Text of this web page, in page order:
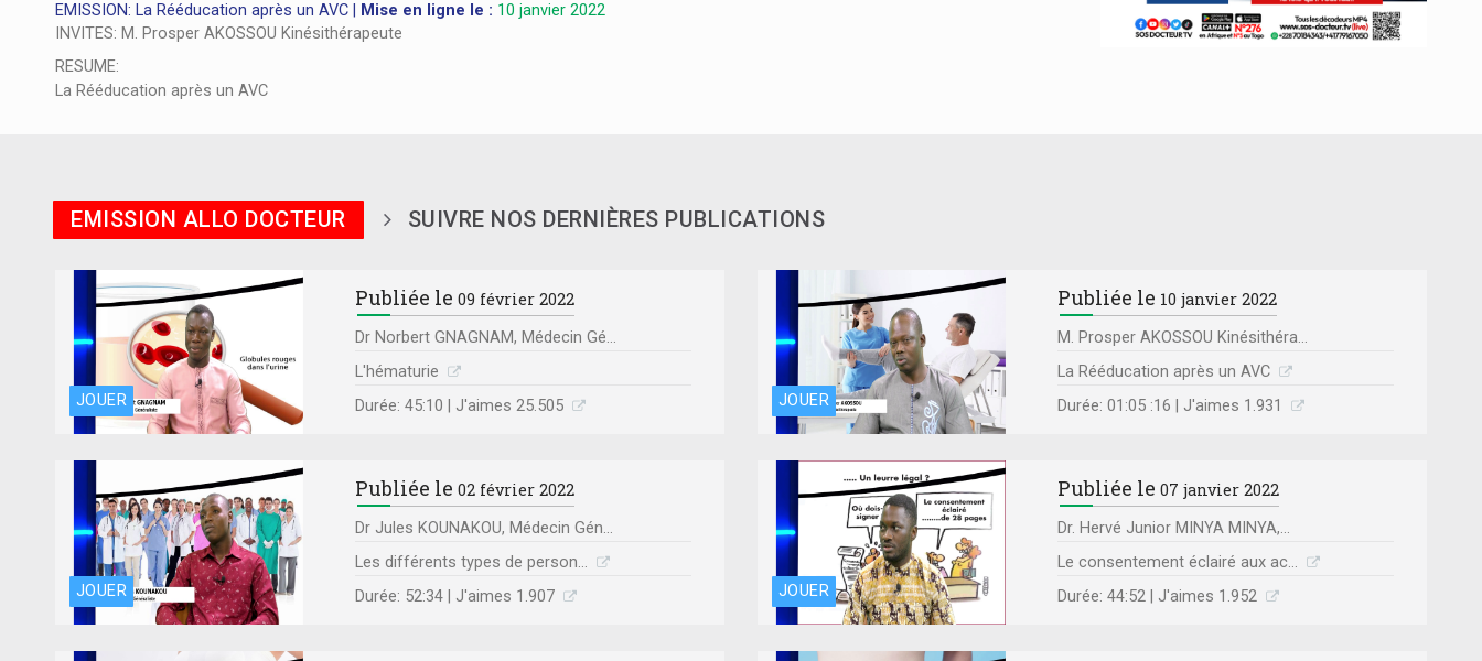
EMISSION: La Rééducation après un AVC | Mise en ligne le : 10 janvier 2022
INVITES: M. Prosper AKOSSOU Kinésithérapeute
RESUME:
La Rééducation après un AVC
EMISSION ALLO DOCTEUR SUIVRE NOS DERNIÈRES PUBLICATIONS
JOUER
Publiée le 09 février 2022
Dr Norbert GNAGNAM, Médecin Gé...
L'hématurie
Durée: 45:10 | J'aimes 25.505
JOUER
Publiée le 02 février 2022
Dr Jules KOUNAKOU, Médecin Gén...
Les différents types de person...
Durée: 52:34 | J'aimes 1.907
JOUER
Publiée le 10 janvier 2022
M. Prosper AKOSSOU Kinésithéra...
La Rééducation après un AVC
Durée: 01:05 :16 | J'aimes 1.931
JOUER
Publiée le 07 janvier 2022
Dr. Hervé Junior MINYA MINYA,...
Le consentement éclairé aux ac...
Durée: 44:52 | J'aimes 1.952